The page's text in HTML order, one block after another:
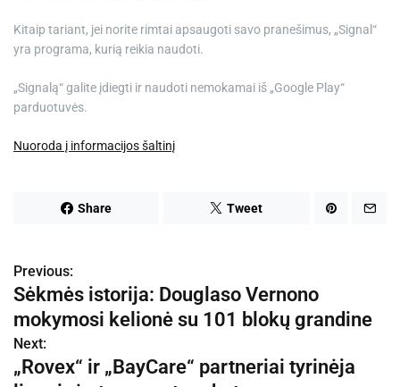
Kitaip tariant, jei norite rimtai apsaugoti savo pranešimus, „Signal“
yra programa, kurią reikia naudoti.
„Signalą“ galite įdiegti ir naudoti nemokamai iš „Google Play“
parduotuvės.
Nuoroda į informacijos šaltinį
Share Tweet
N
a
v
i
Previous:
Sėkmės istorija: Douglaso Vernono
mokymosi kelionė su 101 blokų grandine
Next:
„Rovex“ ir „BayCare“ partneriai tyrinėja